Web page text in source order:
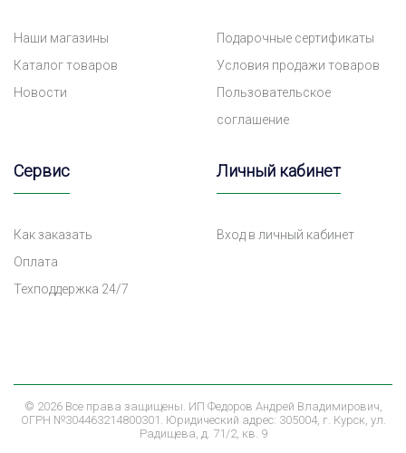
Наши магазины
Каталог товаров
Новости
Подарочные сертификаты
Условия продажи товаров
Пользовательское
соглашение
Сервис
Как заказать
Оплата
Техподдержка 24/7
Личный кабинет
Вход в личный кабинет
© 2026 Все права защищены. ИП Федоров Андрей Владимирович,
ОГРН №304463214800301. Юридический адрес: 305004, г. Курск, ул.
Радищева, д. 71/2, кв. 9